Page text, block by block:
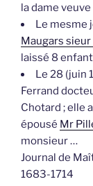
la dame
Le mesme
Maugars sieur
laissé 8
Le 28 (juin
Ferrand
Chotard ; elle
épousé Mr
monsieur …
Journal de
1683-1714